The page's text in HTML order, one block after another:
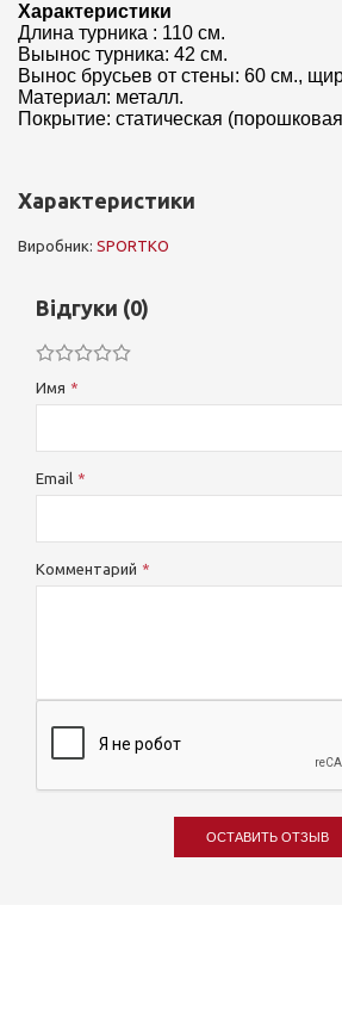
Характеристики
Длина турника : 110 см.
Выынос турника: 42 см.
Вынос брусьев от стены: 60 см.,
Материал: металл.
Покрытие: статическая
Характеристики
Виробник: SPORTKO
Відгуки (0)
Имя
Email
Комментарий
ОСТАВИТЬ ОТЗЫВ